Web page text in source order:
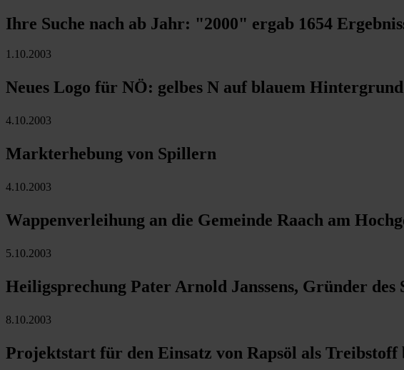
Ihre Suche nach ab Jahr: "2000" ergab 1654
1.10.2003
Neues Logo für NÖ: gelbes N auf blauem Hintergrund
4.10.2003
Markterhebung von Spillern
4.10.2003
Wappenverleihung an die Gemeinde Raach am
5.10.2003
Heiligsprechung Pater Arnold Janssens, Gründer
8.10.2003
Projektstart für den Einsatz von Rapsöl als